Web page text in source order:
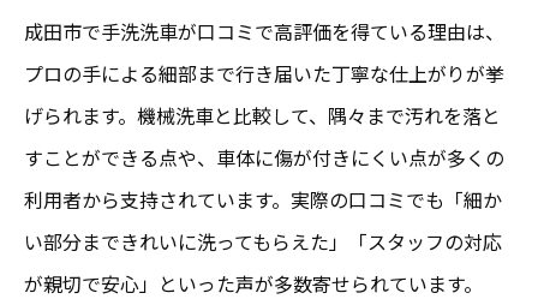
手洗洗車の仕上がりが高評価の理由を徹底解説
手洗洗車が成田市で仕上がりに差が出る理
由
成田市の口コミに見る手洗洗車の高評価要
因
仕上がり満足度が高い成田市の手洗洗車技
術
成田市で手洗洗車が口コミで高評価を得ている理由は、
プロの手による細部まで行き届いた丁寧な仕上がりが挙
げられます。機械洗車と比較して、隅々まで汚れを落と
すことができる点や、車体に傷が付きにくい点が多くの
利用者から支持されています。実際の口コミでも「細か
い部分まできれいに洗ってもらえた」「スタッフの対応
が親切で安心」といった声が多数寄せられています。